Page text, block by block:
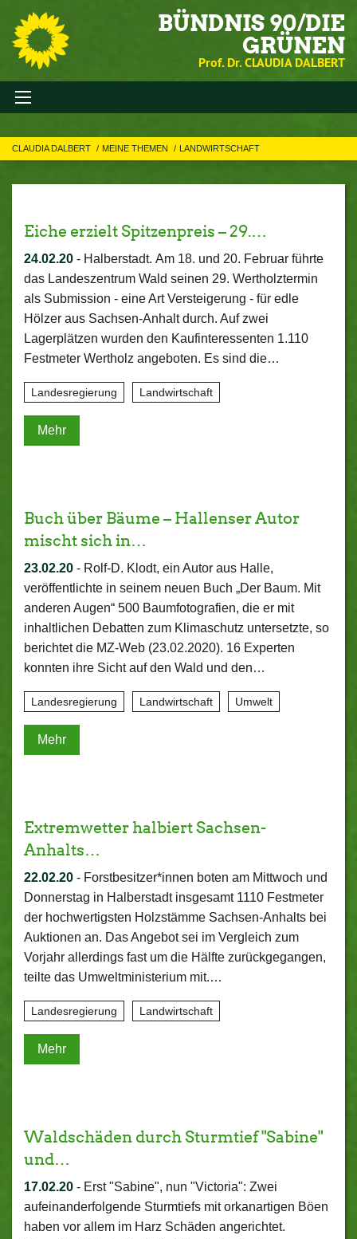
BÜNDNIS 90/DIE
GRÜNEN
Prof. Dr. CLAUDIA DALBERT
CLAUDIA DALBERT MEINE THEMEN LANDWIRTSCHAFT
Eiche erzielt Spitzenpreis – 29.…
24.02.20 - Halberstadt. Am 18. und 20. Februar führte
das Landeszentrum Wald seinen 29. Wertholztermin
als Submission - eine Art Versteigerung - für edle
Hölzer aus Sachsen-Anhalt durch. Auf zwei
Lagerplätzen wurden den Kaufinteressenten 1.110
Festmeter Wertholz angeboten. Es sind die…
Landesregierung Landwirtschaft
Mehr
Buch über Bäume – Hallenser Autor
mischt sich in…
23.02.20 - Rolf-D. Klodt, ein Autor aus Halle,
veröffentlichte in seinem neuen Buch „Der Baum. Mit
anderen Augen“ 500 Baumfotografien, die er mit
inhaltlichen Debatten zum Klimaschutz untersetzte, so
berichtet die MZ-Web (23.02.2020). 16 Experten
konnten ihre Sicht auf den Wald und den…
Landesregierung Landwirtschaft Umwelt
Mehr
Extremwetter halbiert Sachsen-
Anhalts…
22.02.20 - Forstbesitzer*innen boten am Mittwoch und
Donnerstag in Halberstadt insgesamt 1110 Festmeter
der hochwertigsten Holzstämme Sachsen-Anhalts bei
Auktionen an. Das Angebot sei im Vergleich zum
Vorjahr allerdings fast um die Hälfte zurückgegangen,
teilte das Umweltministerium mit.…
Landesregierung Landwirtschaft
Mehr
Waldschäden durch Sturmtief "Sabine"
und…
17.02.20 - Erst "Sabine", nun "Victoria": Zwei
aufeinanderfolgende Sturmtiefs mit orkanartigen Böen
haben vor allem im Harz Schäden angerichtet.